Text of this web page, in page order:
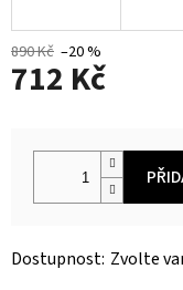
890 Kč –20 %
712 Kč
Zvolte